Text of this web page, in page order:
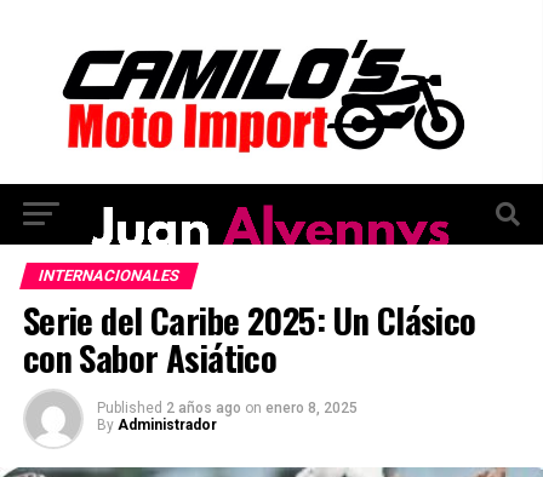
INTERNACIONALES
Serie del Caribe 2025: Un Clásico
con Sabor Asiático
Published 2 años ago on enero 8, 2025
By Administrador